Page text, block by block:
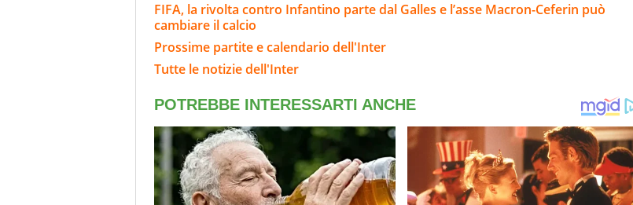
FIFA, la rivolta contro Infantino parte dal Galles e l’asse Macron-Ceferin può
cambiare il calcio
Prossime partite e calendario dell'Inter
Tutte le notizie dell'Inter